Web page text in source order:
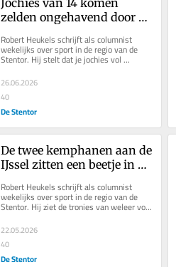
zelden ongehavend door
Robert Heukels schrijft als columnist
wekelijks over sport in de regio van de
Stentor. Hij stelt dat je jochies vol
voetbaldromen niet moet opzadelen...
26.06.2026
40
De Stentor
De twee kemphanen aan de
IJssel zitten een beetje in
Robert Heukels schrijft als columnist
wekelijks over sport in de regio van de
Stentor. Hij ziet de tronies van weleer voor
zich: bikkels en winnaars....
22.05.2026
40
De Stentor